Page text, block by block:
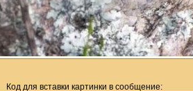
Код для вставки картинки в сообщение: